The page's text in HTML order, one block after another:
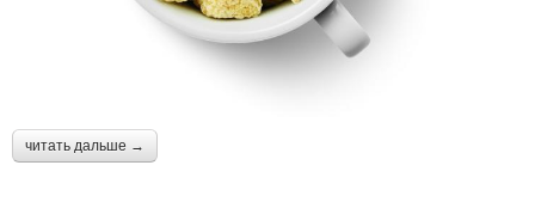
читать дальше →